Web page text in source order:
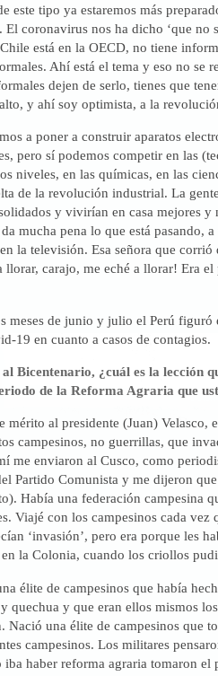
este tipo ya estaremos más
coronavirus nos ha dicho ‘que no
está en la OECD, no tiene
Ahí está el tema y eso no se
dejen de serlo, tienes que
y ahí soy optimista, a la
a poner a construir aparatos
pero sí podemos competir en las
niveles, en las químicas, en las
de la revolución industrial. La
y vivirían en casa mejores y
mucha pena lo que está pasando,
la televisión. Esa señora que
llorar, carajo, me eché a llorar! Era
meses de junio y julio el Perú figuró
19 en cuanto a casos de contagios.
Bicentenario, ¿cuál es la lección
de la Reforma Agraria que
mérito al presidente (Juan) Velasco,
campesinos, no guerrillas, que
me enviaron al Cusco, como
Partido Comunista y me dijeron
Había una federación campesina
Viajé con los campesinos cada vez
‘invasión’, pero era porque les
la Colonia, cuando los criollos
élite de campesinos que había
quechua y que eran ellos mismos
Nació una élite de campesinos que
campesinos. Los militares
haber reforma agraria tomaron el